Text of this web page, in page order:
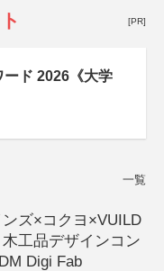
[PR]
ド 2026《大学
一覧
ンズ×コクヨ×VUILD
工品デザインコン
Digi Fab